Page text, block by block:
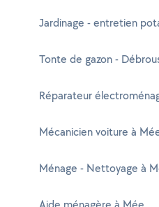
Jardinage - entretien
Tonte de gazon -
Réparateur
Mécanicien voiture à
Ménage - Nettoyage à